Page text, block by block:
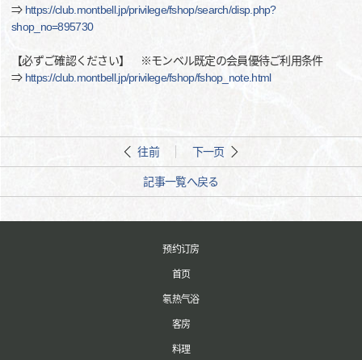
⇒ https://club.montbell.jp/privilege/fshop/search/disp.php?
shop_no=895730
【必ずご確認ください】 ※モンベル既定の会員優待ご利用条件
⇒ https://club.montbell.jp/privilege/fshop/fshop_note.html
往前 下一页
記事一覧へ戻る
预约订房
首页
氡热气浴
客房
料理